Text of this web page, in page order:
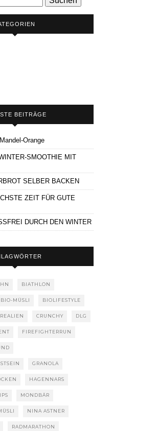
BEITRÄGE
Orange
SMOOTHIE MIT
SELBER BACKEN
ZEIT FÜR GUTE
DURCH DEN WINTER
BIATHLON
BIO-MÜSLI BIOLIFESTYLE
CRUNCHY DLG
FIREFIGHTERRUN
GRANOLA
HAGENNARS
MONDBÄR
NINA ASTNER
RADMARATHON